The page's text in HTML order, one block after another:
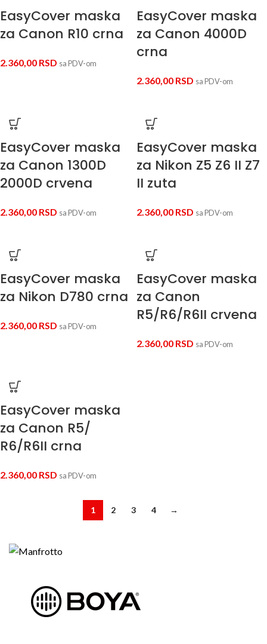
EasyCover maska
za Canon R10 crna
2.360,00 RSD sa PDV-om
EasyCover maska
za Canon 4000D
crna
2.360,00 RSD sa PDV-om
EasyCover maska
za Canon 1300D
2000D crvena
2.360,00 RSD sa PDV-om
EasyCover maska
za Nikon Z5 Z6 II Z7
II zuta
2.360,00 RSD sa PDV-om
EasyCover maska
za Nikon D780 crna
2.360,00 RSD sa PDV-om
EasyCover maska
za Canon
R5/R6/R6II crvena
2.360,00 RSD sa PDV-om
EasyCover maska
za Canon R5/
R6/R6II crna
2.360,00 RSD sa PDV-om
1 2 3 4 →